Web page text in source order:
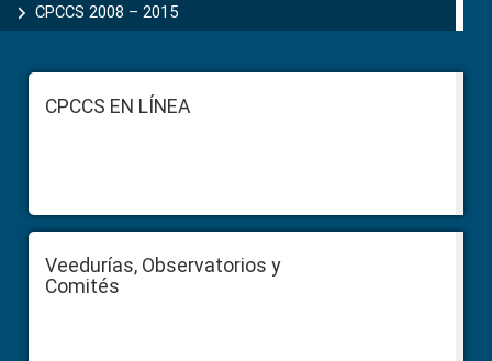
CPCCS 2008 – 2015
FooterCPCCS EN LÍNEA
Veedurías, Observatorios y
Comités